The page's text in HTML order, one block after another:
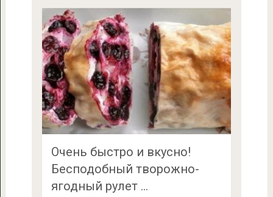
Очень быстро и вкусно!
Бесподобный творожно-
ягодный рулет …